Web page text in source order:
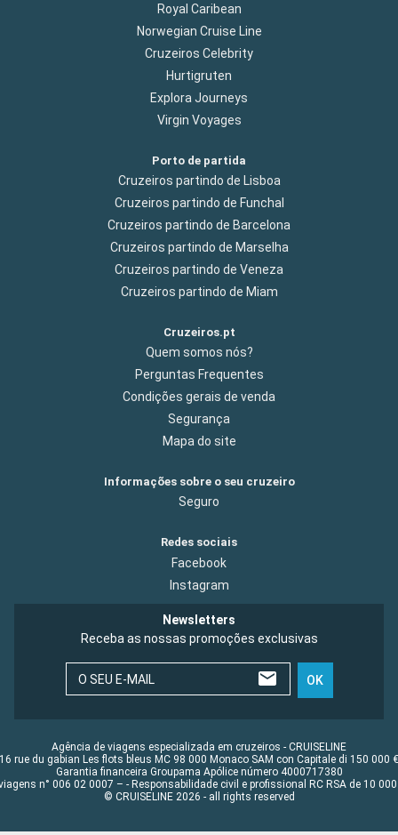
Royal Caribean
Norwegian Cruise Line
Cruzeiros Celebrity
Hurtigruten
Explora Journeys
Virgin Voyages
Porto de partida
Cruzeiros partindo de Lisboa
Cruzeiros partindo de Funchal
Cruzeiros partindo de Barcelona
Cruzeiros partindo de Marselha
Cruzeiros partindo de Veneza
Cruzeiros partindo de Miam
Cruzeiros.pt
Quem somos nós?
Perguntas Frequentes
Condições gerais de venda
Segurança
Mapa do site
Informações sobre o seu cruzeiro
Seguro
Redes sociais
Facebook
Instagram
Newsletters
Receba as nossas promoções exclusivas
O SEU E-MAIL OK
Agência de viagens especializada em cruzeiros - CRUISELINE
16 rue du gabian Les flots bleus MC 98 000 Monaco SAM con Capitale di 150 000 €
Garantia financeira Groupama Apólice número 4000717380
n° 006 02 0007 – - Responsabilidade civil e profissional RC RSA de 10 000
© CRUISELINE 2026 - all rights reserved